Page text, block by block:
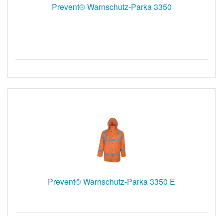
Prevent® Warnschutz-Parka 3350
Prevent® Warnschutz-Parka 3350 E